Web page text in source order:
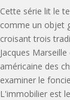
Cette série lit le
comme un objet
croisant trois
Jacques
américaine des
examiner le
L'immobilier est